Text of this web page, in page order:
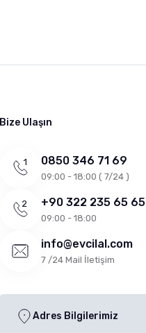
Bize Ulaşın
0850 346 71 69
09:00 - 18:00 ( 7/24 )
+90 322 235 65 65
09:00 - 18:00
info@evcilal.com
7 /24 Mail İletişim
Adres Bilgilerimiz